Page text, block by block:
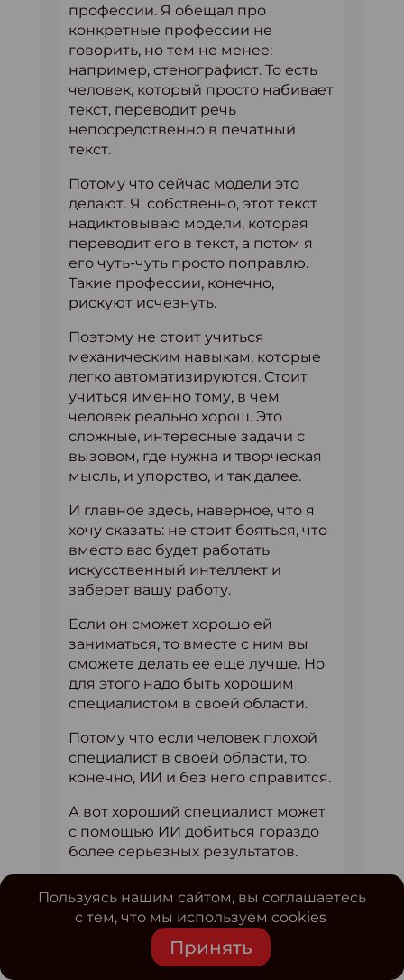
профессии. Я обещал про
конкретные профессии не
говорить, но тем не менее:
например, стенографист. То есть
человек, который просто набивает
текст, переводит речь
непосредственно в печатный
текст.
Потому что сейчас модели это
делают. Я, собственно, этот текст
надиктовываю модели, которая
переводит его в текст, а потом я
его чуть-чуть просто поправлю.
Такие профессии, конечно,
рискуют исчезнуть.
Поэтому не стоит учиться
механическим навыкам, которые
легко автоматизируются. Стоит
учиться именно тому, в чем
человек реально хорош. Это
сложные, интересные задачи с
вызовом, где нужна и творческая
мысль, и упорство, и так далее.
И главное здесь, наверное, что я
хочу сказать: не стоит бояться, что
вместо вас будет работать
искусственный интеллект и
заберет вашу работу.
Если он сможет хорошо ей
заниматься, то вместе с ним вы
сможете делать ее еще лучше. Но
для этого надо быть хорошим
специалистом в своей области.
Потому что если человек плохой
специалист в своей области, то,
конечно, ИИ и без него справится.
А вот хороший специалист может
с помощью ИИ добиться гораздо
более серьезных результатов.
— Есть ли какие-то новости в
сфере ИИ, которые приводят вас
Пользуясь нашим сайтом, вы соглашаетесь
с тем, что мы используем cookies
Принять